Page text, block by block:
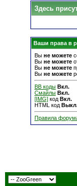
Здесь
Ваши права в
Вы не можете
Вы не можете
Вы не можете
Вы не можете
BB коды Вкл.
Смайлы Вкл.
[IMG] код Вкл.
HTML код
Правила